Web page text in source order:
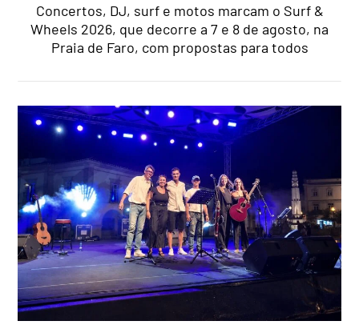
Concertos, DJ, surf e motos marcam o Surf &
Wheels 2026, que decorre a 7 e 8 de agosto, na
Praia de Faro, com propostas para todos